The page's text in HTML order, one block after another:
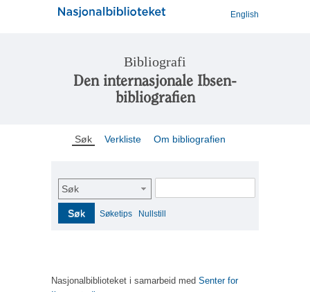
English
Bibliografi
Den internasjonale Ibsen-
bibliografien
Søk Verkliste Om bibliografien
Søk
Søk Søketips Nullstill
Nasjonalbiblioteket i samarbeid med Senter for